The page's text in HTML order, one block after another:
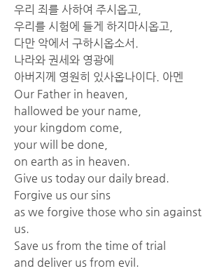
우리 죄를 사하여 주시옵고,
우리를 시험에 들게 하지마시옵고,
다만 악에서 구하시옵소서.
나라와 권세와 영광에
아버지께 영원히 있사옵나이다. 아멘
Our Father in heaven,
hallowed be your name,
your kingdom come,
your will be done,
on earth as in heaven.
Give us today our daily bread.
Forgive us our sins
as we forgive those who sin against
us.
Save us from the time of trial
and deliver us from evil.